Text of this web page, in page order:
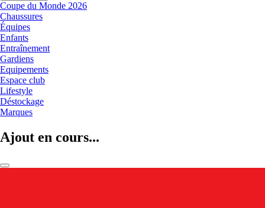
Coupe du Monde 2026
Chaussures
Équipes
Enfants
Entraînement
Gardiens
Equipements
Espace club
Lifestyle
Déstockage
Marques
Ajout en cours...